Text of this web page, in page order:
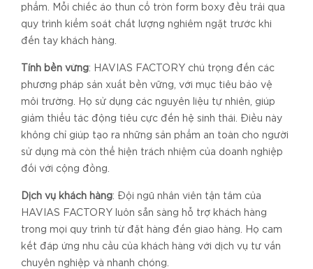
phẩm. Mỗi chiếc áo thun cổ tròn form boxy đều trải qua
quy trình kiểm soát chất lượng nghiêm ngặt trước khi
đến tay khách hàng.
Tính bền vững: HAVIAS FACTORY chú trọng đến các
phương pháp sản xuất bền vững, với mục tiêu bảo vệ
môi trường. Họ sử dụng các nguyên liệu tự nhiên, giúp
giảm thiểu tác động tiêu cực đến hệ sinh thái. Điều này
không chỉ giúp tạo ra những sản phẩm an toàn cho người
sử dụng mà còn thể hiện trách nhiệm của doanh nghiệp
đối với cộng đồng.
Dịch vụ khách hàng: Đội ngũ nhân viên tận tâm của
HAVIAS FACTORY luôn sẵn sàng hỗ trợ khách hàng
trong mọi quy trình từ đặt hàng đến giao hàng. Họ cam
kết đáp ứng nhu cầu của khách hàng với dịch vụ tư vấn
chuyên nghiệp và nhanh chóng.